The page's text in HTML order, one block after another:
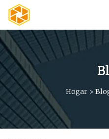
Hogar>